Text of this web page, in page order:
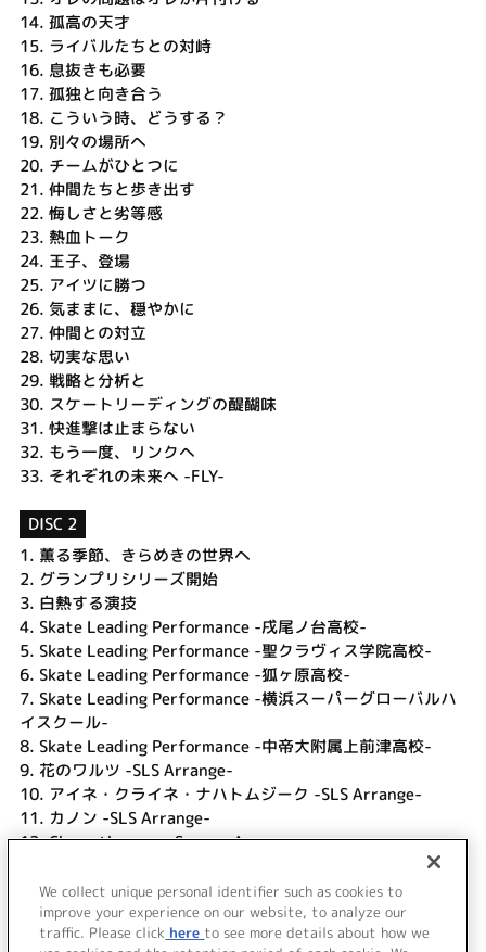
14. 孤高の天才
15. ライバルたちとの対峙
16. 息抜きも必要
17. 孤独と向き合う
18. こういう時、どうする？
19. 別々の場所へ
20. チームがひとつに
21. 仲間たちと歩き出す
22. 悔しさと劣等感
23. 熱血トーク
24. 王子、登場
25. アイツに勝つ
26. 気ままに、穏やかに
27. 仲間との対立
28. 切実な思い
29. 戦略と分析と
30. スケートリーディングの醍醐味
31. 快進撃は止まらない
32. もう一度、リンクへ
33. それぞれの未来へ -FLY-
DISC 2
1. 薫る季節、きらめきの世界へ
2. グランプリシリーズ開始
3. 白熱する演技
4. Skate Leading Performance -戌尾ノ台高校-
5. Skate Leading Performance -聖クラヴィス学院高校-
6. Skate Leading Performance -狐ヶ原高校-
7. Skate Leading Performance -横浜スーパーグローバルハ
イスクール-
8. Skate Leading Performance -中帝大附属上前津高校-
9. 花のワルツ -SLS Arrange-
10. アイネ・クライネ・ナハトムジーク -SLS Arrange-
11. カノン -SLS Arrange-
12.Chase the core -Sorrow Arrange-
14.Chase the core (TV Size)
15. JUMP (TV Size)
We collect unique personal identifier such as cookies to
improve your experience on our website, to analyze our
traffic. Please click here to see more details about how we